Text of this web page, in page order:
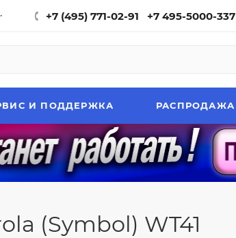
+7 (495) 771-02-91 +7 495-5000-337
И ПОДДЕРЖКА РАСПРОДАЖА
(Symbol) WT41